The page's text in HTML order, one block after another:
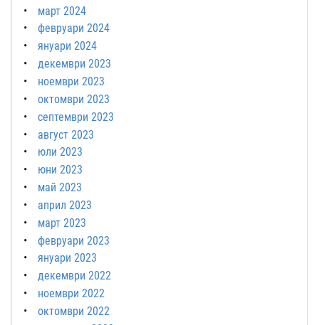
март 2024
февруари 2024
януари 2024
декември 2023
ноември 2023
октомври 2023
септември 2023
август 2023
юли 2023
юни 2023
май 2023
април 2023
март 2023
февруари 2023
януари 2023
декември 2022
ноември 2022
октомври 2022